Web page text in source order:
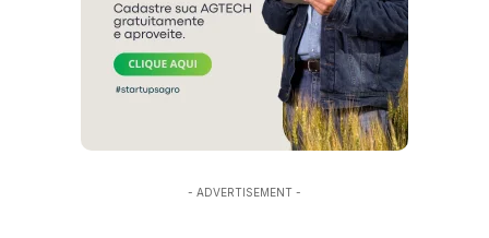
- ADVERTISEMENT -